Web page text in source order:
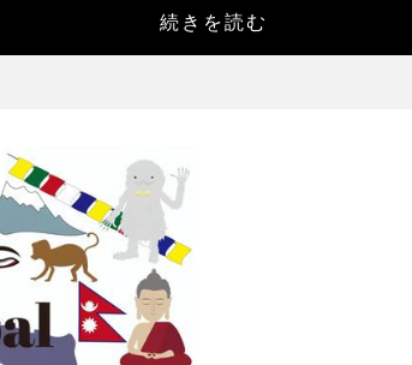
続きを読む